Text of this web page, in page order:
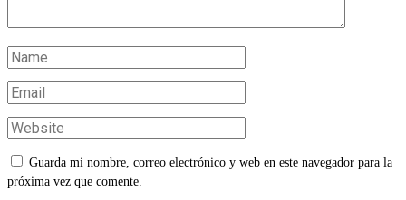
Guarda mi nombre, correo electrónico y web en este navegador para la
próxima vez que comente.